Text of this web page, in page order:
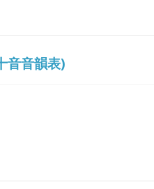
音音韻表)